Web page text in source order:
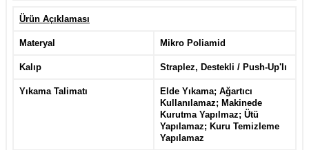
Ürün Açıklaması
Materyal Mikro Poliamid
Kalıp Straplez, Destekli / Push-Up'lı
Yıkama Talimatı
Elde Yıkama; Ağartıcı
Kullanılamaz; Makinede
Kurutma Yapılmaz; Ütü
Yapılamaz; Kuru Temizleme
Yapılamaz